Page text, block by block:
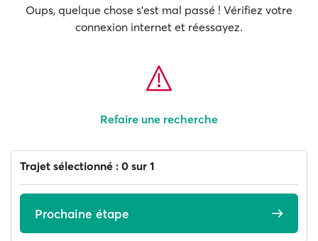
Oups, quelque chose s'est mal passé ! Vérifiez votre
connexion internet et réessayez.
Refaire une recherche
Trajet sélectionné : 0 sur 1
Prochaine étape